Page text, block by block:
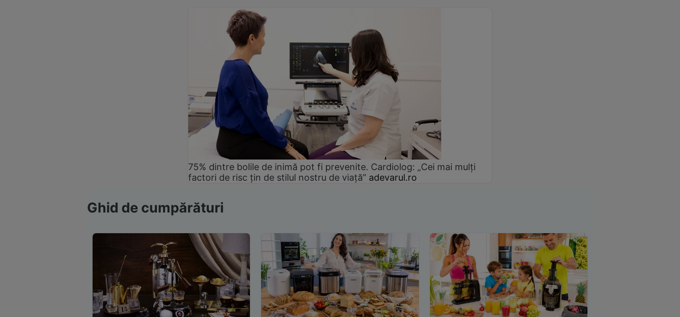
75% dintre bolile de inimă pot fi prevenite. Cardiolog: „Cei mai mulți
factori de risc țin de stilul nostru de viață” adevarul.ro
Ghid de cumpărături